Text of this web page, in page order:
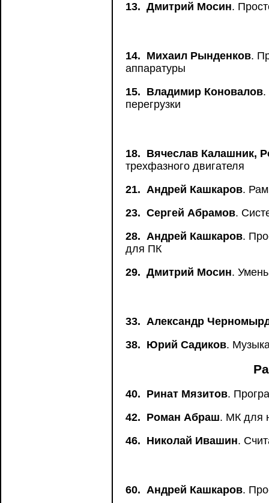
13. Дмитрий Мосин.
14. Михаил Рынденков.
аппаратуры
15. Владимир Коновалов.
перегрузки
18. Вячеслав Калашник,
трехфазного двигателя
21. Андрей Кашкаров.
23. Сергей Абрамов.
28. Андрей Кашкаров.
для ПК
29. Дмитрий Мосин.
33. Александр
38. Юрий Садиков.
40. Ринат Мязитов.
42. Роман Абраш. МК для
46. Николай Ивашин.
60. Андрей Кашкаров.